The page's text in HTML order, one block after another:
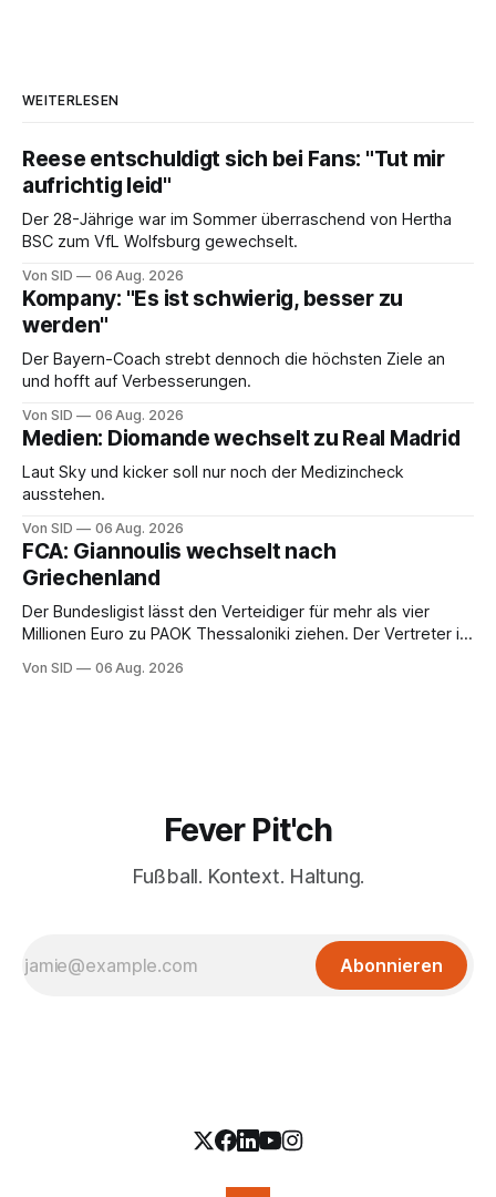
WEITERLESEN
Reese entschuldigt sich bei Fans: "Tut mir
aufrichtig leid"
Der 28-Jährige war im Sommer überraschend von Hertha
BSC zum VfL Wolfsburg gewechselt.
Von SID 06 Aug. 2026
Kompany: "Es ist schwierig, besser zu
werden"
Der Bayern-Coach strebt dennoch die höchsten Ziele an
und hofft auf Verbesserungen.
Von SID 06 Aug. 2026
Medien: Diomande wechselt zu Real Madrid
Laut Sky und kicker soll nur noch der Medizincheck
ausstehen.
Von SID 06 Aug. 2026
FCA: Giannoulis wechselt nach
Griechenland
Der Bundesligist lässt den Verteidiger für mehr als vier
Millionen Euro zu PAOK Thessaloniki ziehen. Der Vertreter ist
Von SID 06 Aug. 2026
Fever Pit'ch
Fußball. Kontext. Haltung.
Abonnieren